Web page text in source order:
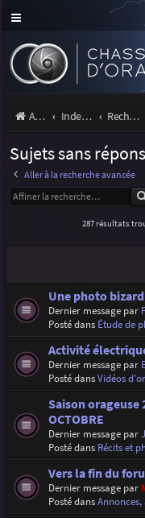
Accueil Index du forum Rechercher
Sujets sans
Aller à la recherche avancée
287 résultats
Une photo bizard
Dernier message par
Posté dans Étude de
Activité
Dernier message par
Posté dansVidéos
Saison orageuse
OCTOBRE
Dernier message par
Posté dans Récits et
Vers la fin du
Dernier message par
Posté dans